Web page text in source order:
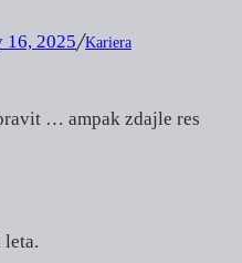
16, 2025╱Kariera
… ampak zdajle res
leta.